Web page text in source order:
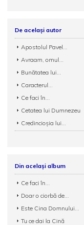
De același autor
Apostolul Pavel...
Avraam, omul...
Bunătatea lui...
Caracterul...
Ce faci în...
Cetatea lui Dumnezeu
Credincioșia lui...
Din același album
Ce faci în...
Doar o ciorbă de...
Este Cina Domnului...
Tu ce dai la Cină